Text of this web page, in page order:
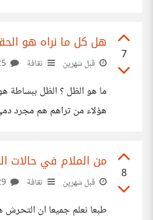
7
هل كل ما نراه هو
قبل شهرين ثقافة
ما هو الظل ؟ الظل ببساطة
هؤلاء من تراهم هم مجرد
8
من الملام في حالات
قبل شهرين ثقافة
طبعا نعلم جميعا ان